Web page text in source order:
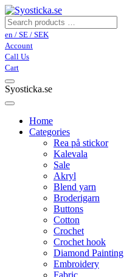
en / SE / SEK
Account
Call Us
Cart
Syosticka.se
Home
Categories
Rea på stickor
Kalevala
Sale
Akryl
Blend yarn
Broderigarn
Buttons
Cotton
Crochet
Crochet hook
Diamond Painting
Embroidery
Fabric